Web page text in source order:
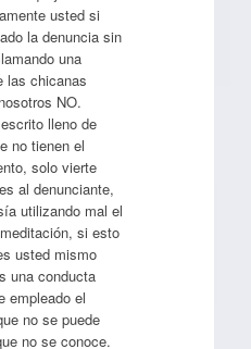
usted si
la denuncia sin
una
las chicanas
NO.
lleno de
no tienen el
solo vierte
al denunciante,
utilizando mal el
si esto
usted mismo
una conducta
empleado el
no se puede
no se conoce.